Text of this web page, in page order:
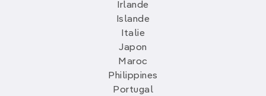
Irlande
Islande
Italie
Japon
Maroc
Philippines
Portugal